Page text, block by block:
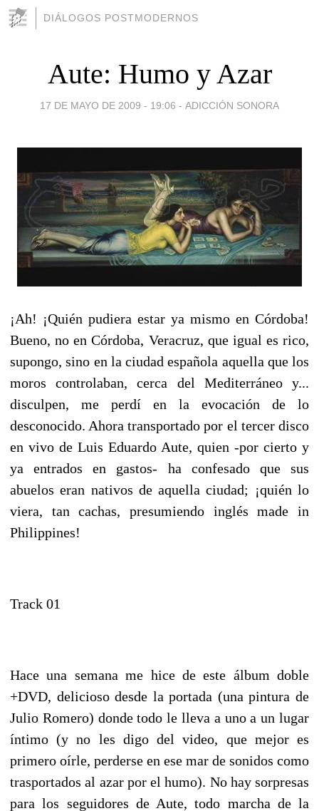
DIÁLOGOS POSTMODERNOS
Aute: Humo y Azar
17 DE MAYO DE 2009 - 19:06 - ADICCIÓN SONORA
¡Ah! ¡Quién pudiera estar ya mismo en Córdoba!
Bueno, no en Córdoba, Veracruz, que igual es rico,
supongo, sino en la ciudad española aquella que los
moros controlaban, cerca del Mediterráneo y...
disculpen, me perdí en la evocación de lo
desconocido. Ahora transportado por el tercer disco
en vivo de Luis Eduardo Aute, quien -por cierto y
ya entrados en gastos- ha confesado que sus
abuelos eran nativos de aquella ciudad; ¡quién lo
viera, tan cachas, presumiendo inglés made in
Philippines!
Track 01
Hace una semana me hice de este álbum doble
+DVD, delicioso desde la portada (una pintura de
Julio Romero) donde todo le lleva a uno a un lugar
íntimo (y no les digo del video, que mejor es
primero oírle, perderse en ese mar de sonidos como
trasportados al azar por el humo). No hay sorpresas
para los seguidores de Aute, todo marcha de la